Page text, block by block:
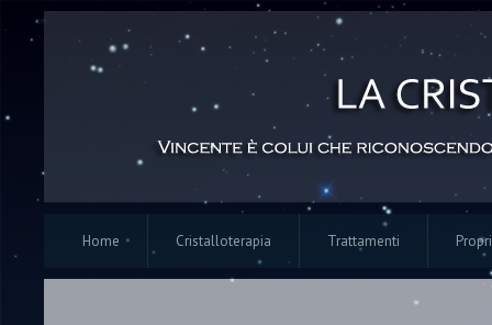
Home Cristalloterapia Trattamenti